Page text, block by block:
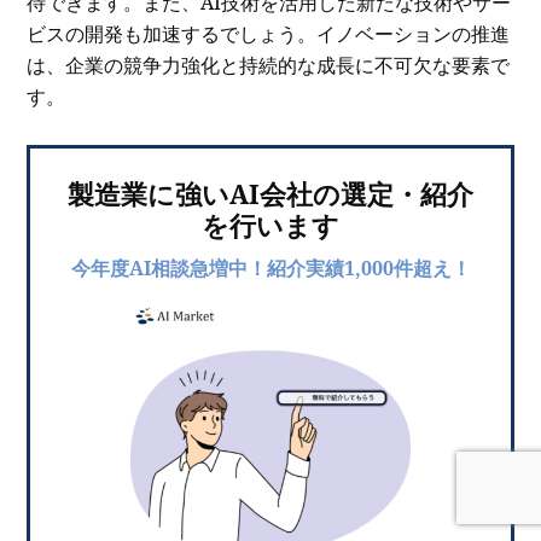
ビスの開発も加速するでしょう。イノベーションの推進
は、企業の競争力強化と持続的な成長に不可欠な要素で
す。
製造業に強いAI会社の選定・紹介
を行います
今年度AI相談急増中！紹介実績1,000件超え！